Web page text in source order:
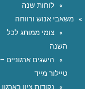
לוחות שנה
משאבי אנוש ורווחה
צומי ממותג לכל
השנה
הישגים ארגוניים –
טיילור מייד
נקודות ציון בארגון